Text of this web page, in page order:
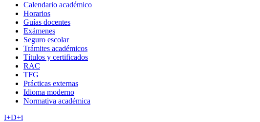
Calendario académico
Horarios
Guías docentes
Exámenes
Seguro escolar
Trámites académicos
Títulos y certificados
RAC
TFG
Prácticas externas
Idioma moderno
Normativa académica
I+D+i